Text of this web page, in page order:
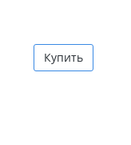
Купить